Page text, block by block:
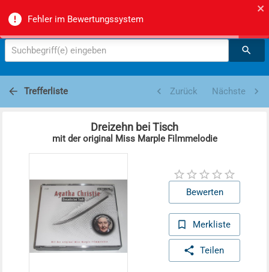
Fehler im Bewertungssystem
Zürcher Mittel- und Berufsschulmediotheken -
Suche
Suchbegriff(e) eingeben
Trefferliste Zurück Nächste
Dreizehn bei Tisch
mit der original Miss Marple Filmmelodie
Bewerten
Merkliste
Teilen